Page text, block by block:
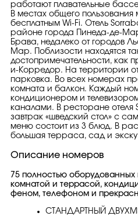
работают плавательные
В местах общего пользования
бесплатным Wi-Fi. Отель
районе города Пинеда-де-
Брава, недалеко от городов
Мар. Поблизости находятся
достопримечательности, как
и-Корредор. На территории
парковка. Во всех номерах
комната и балкон. Каждый
кондиционером и
каналами. В ресторане отеля
завтрак «шведский стол» с
меню состоит из 3 блюд. В
большая терраса, сад и
Описание номеров
75 полностью
комнатой и террасой,
феном, телефоном и
СТАНДАРТНЫЙ